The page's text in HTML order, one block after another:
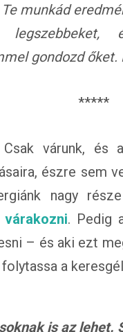
munkád
gondozd őket.
*****
várunk, és
észre sem
nagy
. Pedig
– és aki ezt
a
is az